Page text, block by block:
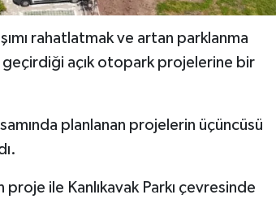
rahatlatmak ve artan parklanma
geçirdiği açık otopark projelerine bir
planlanan projelerin üçüncüsü
ile Kanlıkavak Parkı çevresinde